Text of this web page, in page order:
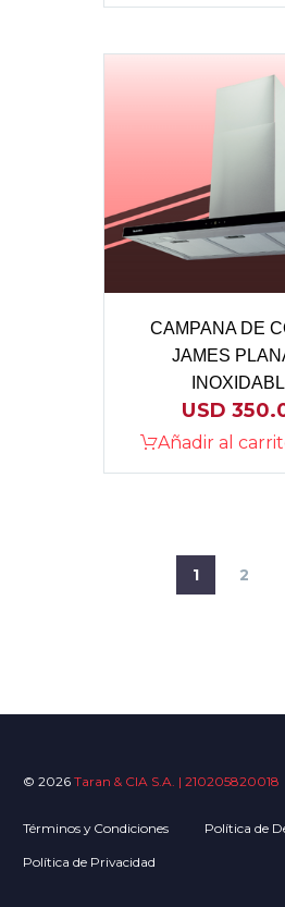
CAMPANA DE
JAMES
USD
Añadir al
1 2
© 2026 Taran & CIA S.A. | 210205820018
Términos y Condiciones Política de
Política de Privacidad